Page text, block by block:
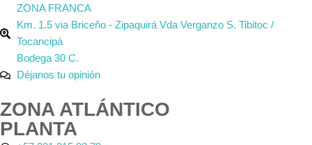
ZONA FRANCA
Km. 1.5 via Briceño - Zipaquirá Vda Verganzo S. Tibitoc /
Tocancipá
Bodega 30 C.
Déjanos tu opinión
ZONA ATLÁNTICO
PLANTA